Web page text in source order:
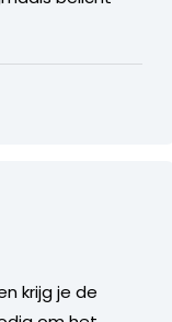
krijg je de